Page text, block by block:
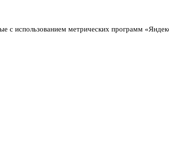
с использованием метрических программ